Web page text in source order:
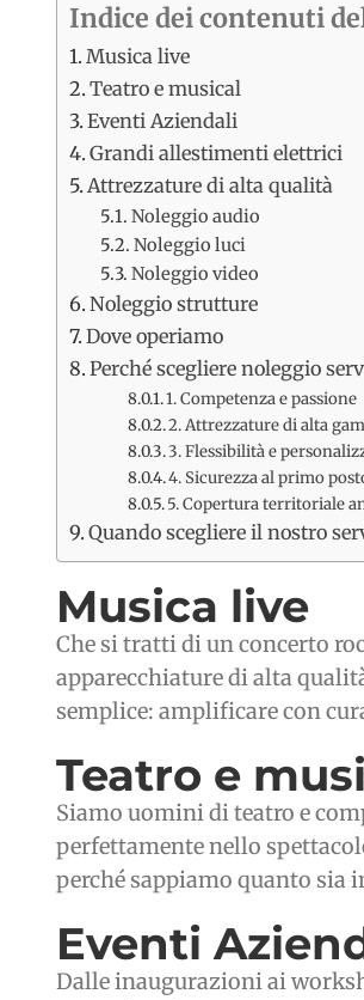
Indice dei contenuti
Musica live
Teatro e musical
Eventi Aziendali
Grandi allestimenti elettrici
Attrezzature di alta qualità
Noleggio audio
Noleggio luci
Noleggio video
Noleggio strutture
Dove operiamo
Perché scegliere noleggio
1. Competenza e passione
2. Attrezzature di alta
3. Flessibilità e
4. Sicurezza al primo
5. Copertura territoriale
Quando scegliere il nostro
Musica live
Che si tratti di un concerto
apparecchiature di alta
semplice: amplificare con
Teatro e
Siamo uomini di teatro e
perfettamente nello
perché sappiamo quanto sia
Eventi
Dalle inaugurazioni ai